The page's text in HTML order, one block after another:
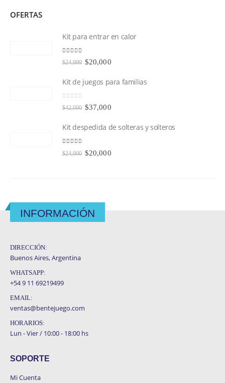
OFERTAS
Kit para entrar en calor
5.00out of 5
$24,999 El
original
$20,000El
actual
Kit de juegos para familias
0 out of 5
$42,000 El
original
$37,000El
actual
Kit despedida de solteras y solteros
5.00 out of 5
$24,000 El
$20,000El
INFORMACIÓN
DIRECCIÓN:
Buenos Aires, Argentina
WHATSAPP:
+54 9 11 69219499
EMAIL:
ventas@bentejuego.com
HORARIOS:
Lun - Vier / 10:00 - 18:00 hs
SOPORTE
Mi Cuenta